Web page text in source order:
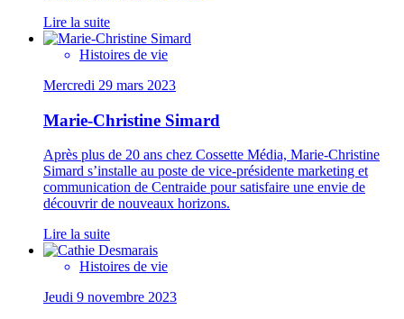
Lire la suite
Histoires de vie
Mercredi 29 mars 2023
Marie-Christine Simard
Après plus de 20 ans chez Cossette Média, Marie-Christine
Simard s’installe au poste de vice-présidente marketing et
communication de Centraide pour satisfaire une envie de
découvrir de nouveaux horizons.
Lire la suite
Histoires de vie
Jeudi 9 novembre 2023